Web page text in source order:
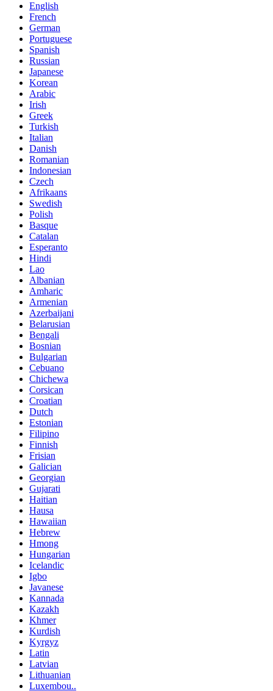
English
French
German
Portuguese
Spanish
Russian
Japanese
Korean
Arabic
Irish
Greek
Turkish
Italian
Danish
Romanian
Indonesian
Czech
Afrikaans
Swedish
Polish
Basque
Catalan
Esperanto
Hindi
Lao
Albanian
Amharic
Armenian
Azerbaijani
Belarusian
Bengali
Bosnian
Bulgarian
Cebuano
Chichewa
Corsican
Croatian
Dutch
Estonian
Filipino
Finnish
Frisian
Galician
Georgian
Gujarati
Haitian
Hausa
Hawaiian
Hebrew
Hmong
Hungarian
Icelandic
Igbo
Javanese
Kannada
Kazakh
Khmer
Kurdish
Kyrgyz
Latin
Latvian
Lithuanian
Luxembou..